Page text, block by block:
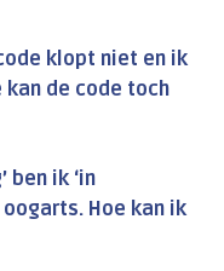
klopt niet en ik
de code toch
ben ik ‘in
Hoe kan ik